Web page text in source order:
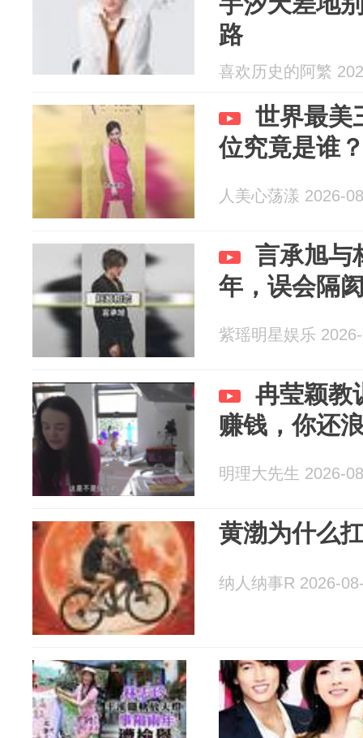
路
喜欢历史的阿繁
世界最美
位究竟是谁
人美心荡漾 2026-
言承旭与
年，误会隔
紫瑶明星娱乐
冉莹颖教
赚钱，你还
明理大先生 2026-
黄渤为什么
纳人纳事R 2026-